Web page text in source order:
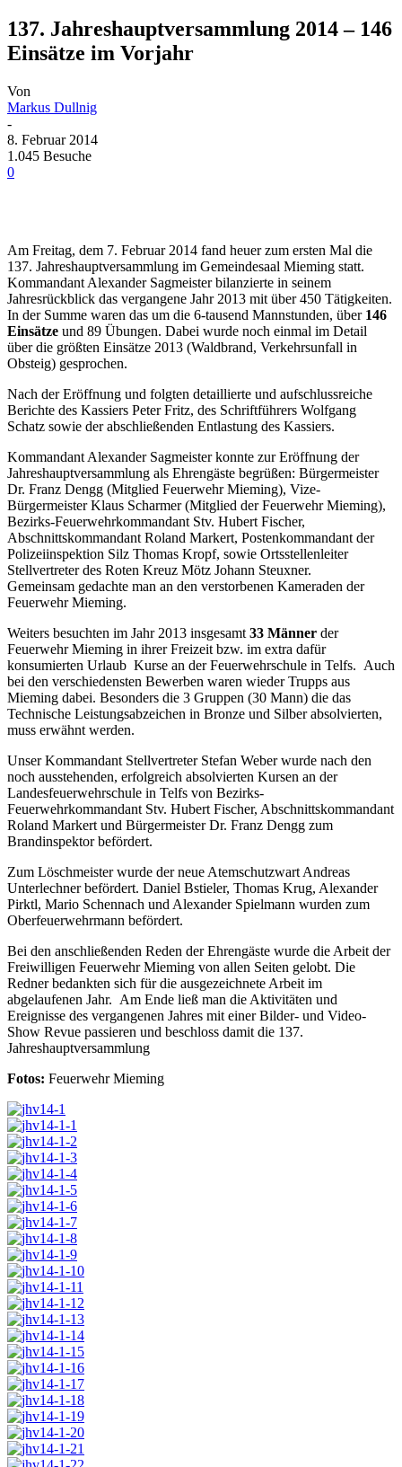
137. Jahreshauptversammlung 2014 – 146
Einsätze im Vorjahr
Von
Markus Dullnig
-
8. Februar 2014
1.045 Besuche
0
Am Freitag, dem 7. Februar 2014 fand heuer zum ersten Mal die
137. Jahreshauptversammlung im Gemeindesaal Mieming statt.
Kommandant Alexander Sagmeister bilanzierte in seinem
Jahresrückblick das vergangene Jahr 2013 mit über 450 Tätigkeiten.
In der Summe waren das um die 6-tausend Mannstunden, über 146
Einsätze und 89 Übungen. Dabei wurde noch einmal im Detail
über die größten Einsätze 2013 (Waldbrand, Verkehrsunfall in
Obsteig) gesprochen.
Nach der Eröffnung und folgten detaillierte und aufschlussreiche
Berichte des Kassiers Peter Fritz, des Schriftführers Wolfgang
Schatz sowie der abschließenden Entlastung des Kassiers.
Kommandant Alexander Sagmeister konnte zur Eröffnung der
Jahreshauptversammlung als Ehrengäste begrüßen: Bürgermeister
Dr. Franz Dengg (Mitglied Feuerwehr Mieming), Vize-
Bürgermeister Klaus Scharmer (Mitglied der Feuerwehr Mieming),
Bezirks-Feuerwehrkommandant Stv. Hubert Fischer,
Abschnittskommandant Roland Markert, Postenkommandant der
Polizeiinspektion Silz Thomas Kropf, sowie Ortsstellenleiter
Stellvertreter des Roten Kreuz Mötz Johann Steuxner.
Gemeinsam gedachte man an den verstorbenen Kameraden der
Feuerwehr Mieming.
Weiters besuchten im Jahr 2013 insgesamt 33 Männer der
Feuerwehr Mieming in ihrer Freizeit bzw. im extra dafür
konsumierten Urlaub Kurse an der Feuerwehrschule in Telfs. Auch
bei den verschiedensten Bewerben waren wieder Trupps aus
Mieming dabei. Besonders die 3 Gruppen (30 Mann) die das
Technische Leistungsabzeichen in Bronze und Silber absolvierten,
muss erwähnt werden.
Unser Kommandant Stellvertreter Stefan Weber wurde nach den
noch ausstehenden, erfolgreich absolvierten Kursen an der
Landesfeuerwehrschule in Telfs von Bezirks-
Feuerwehrkommandant Stv. Hubert Fischer, Abschnittskommandant
Roland Markert und Bürgermeister Dr. Franz Dengg zum
Brandinspektor befördert.
Zum Löschmeister wurde der neue Atemschutzwart Andreas
Unterlechner befördert. Daniel Bstieler, Thomas Krug, Alexander
Pirktl, Mario Schennach und Alexander Spielmann wurden zum
Oberfeuerwehrmann befördert.
Bei den anschließenden Reden der Ehrengäste wurde die Arbeit der
Freiwilligen Feuerwehr Mieming von allen Seiten gelobt. Die
Redner bedankten sich für die ausgezeichnete Arbeit im
abgelaufenen Jahr. Am Ende ließ man die Aktivitäten und
Ereignisse des vergangenen Jahres mit einer Bilder- und Video-
Show Revue passieren und beschloss damit die 137.
Jahreshauptversammlung
Fotos: Feuerwehr Mieming